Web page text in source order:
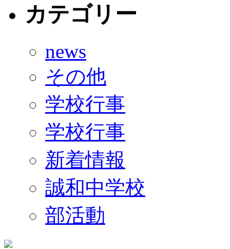
カテゴリー
news
その他
学校行事
学校行事
新着情報
誠和中学校
部活動